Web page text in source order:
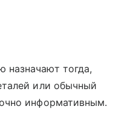
тогда,
или обычный
информативным.